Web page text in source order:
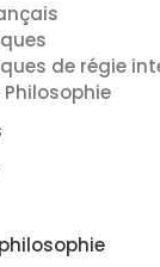
de régie